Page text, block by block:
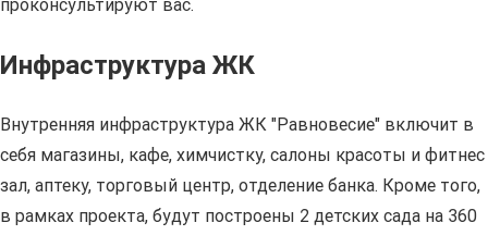
проконсультируют вас.
Инфраструктура ЖК
Внутренняя инфраструктура ЖК "Равновесие" включит в
себя магазины, кафе, химчистку, салоны красоты и фитнес
зал, аптеку, торговый центр, отделение банка. Кроме того,
в рамках проекта, будут построены 2 детских сада на 360